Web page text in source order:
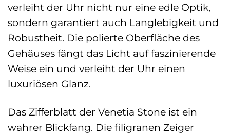
verleiht der Uhr nicht nur eine edle Optik,
sondern garantiert auch Langlebigkeit und
Robustheit. Die polierte Oberfläche des
Gehäuses fängt das Licht auf faszinierende
Weise ein und verleiht der Uhr einen
luxuriösen Glanz.
Das Zifferblatt der Venetia Stone ist ein
wahrer Blickfang. Die filigranen Zeiger